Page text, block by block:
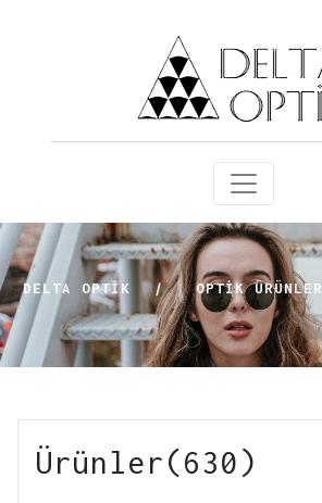
DELTA OPTİK | OPTIK ÜRÜNLER
Ürünler(630)